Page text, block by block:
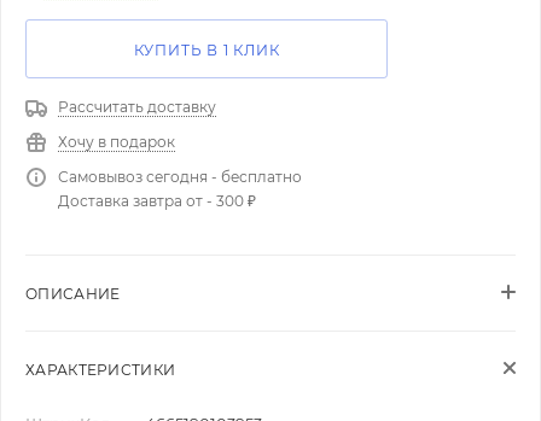
КУПИТЬ В 1 КЛИК
Рассчитать доставку
Хочу в подарок
Самовывоз сегодня - бесплатно
Доставка завтра от - 300 ₽
ОПИСАНИЕ
ХАРАКТЕРИСТИКИ